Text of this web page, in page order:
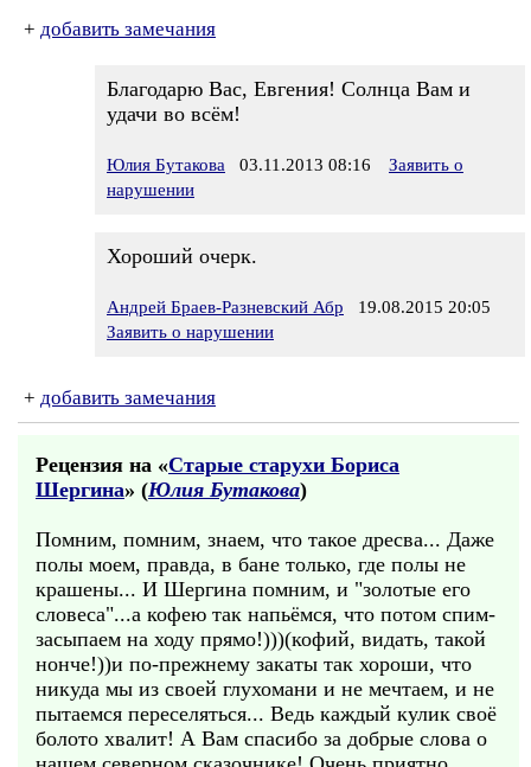
+ добавить замечания
Благодарю Вас, Евгения! Солнца Вам и
удачи во всём!
Юлия Бутакова 03.11.2013 08:16
Заявить о
нарушении
Хороший очерк.
Андрей Браев-Разневский Абр 19.08.2015 20:05
Заявить о нарушении
+ добавить замечания
Рецензия на «Старые старухи Бориса
Шергина» (Юлия Бутакова)
Помним, помним, знаем, что такое дресва... Даже
полы моем, правда, в бане только, где полы не
крашены... И Шергина помним, и "золотые его
словеса"...а кофею так напьёмся, что потом спим-
засыпаем на ходу прямо!)))(кофий, видать, такой
нонче!))и по-прежнему закаты так хороши, что
никуда мы из своей глухомани и не мечтаем, и не
пытаемся переселяться... Ведь каждый кулик своё
болото хвалит! А Вам спасибо за добрые слова о